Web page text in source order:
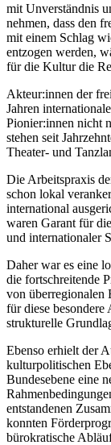
mit Unverständnis
nehmen, dass den
mit einem Schlag
entzogen werden,
für die Kultur die
Akteur:innen der
Jahren
Pionier:innen nicht
stehen seit
Theater- und
Die Arbeitspraxis
schon lokal
international
waren Garant für
und internationaler
Daher war es eine
die fortschreitende
von überregionalen
für diese
strukturelle
Ebenso erhielt der
kulturpolitischen
Bundesebene eine
entstandenen
konnten
bürokratische